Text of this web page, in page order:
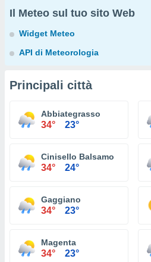
Il Meteo sul tuo sito Web
Widget Meteo
API di Meteorologia
Principali città
Abbiategrasso
34° 23°
Cinisello Balsamo
34° 24°
Gaggiano
34° 23°
Magenta
34° 23°